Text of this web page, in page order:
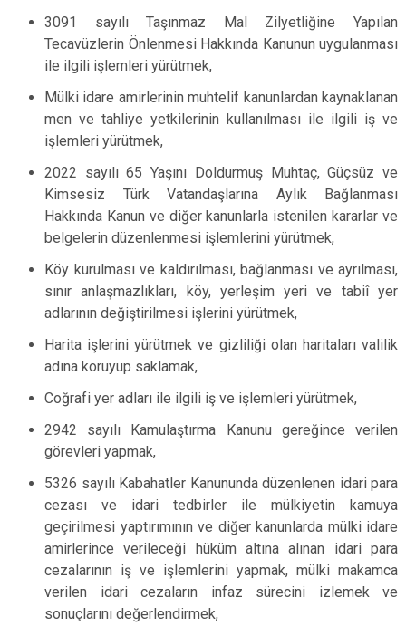
3091 sayılı Taşınmaz Mal Zilyetliğine Yapılan
Tecavüzlerin Önlenmesi Hakkında Kanunun uygulanması
ile ilgili işlemleri yürütmek,
Mülki idare amirlerinin muhtelif kanunlardan kaynaklanan
men ve tahliye yetkilerinin kullanılması ile ilgili iş ve
işlemleri yürütmek,
2022 sayılı 65 Yaşını Doldurmuş Muhtaç, Güçsüz ve
Kimsesiz Türk Vatandaşlarına Aylık Bağlanması
Hakkında Kanun ve diğer kanunlarla istenilen kararlar ve
belgelerin düzenlenmesi işlemlerini yürütmek,
Köy kurulması ve kaldırılması, bağlanması ve ayrılması,
sınır anlaşmazlıkları, köy, yerleşim yeri ve tabiî yer
adlarının değiştirilmesi işlerini yürütmek,
Harita işlerini yürütmek ve gizliliği olan haritaları valilik
adına koruyup saklamak,
Coğrafi yer adları ile ilgili iş ve işlemleri yürütmek,
2942 sayılı Kamulaştırma Kanunu gereğince verilen
görevleri yapmak,
5326 sayılı Kabahatler Kanununda düzenlenen idari para
cezası ve idari tedbirler ile mülkiyetin kamuya
geçirilmesi yaptırımının ve diğer kanunlarda mülki idare
amirlerince verileceği hüküm altına alınan idari para
cezalarının iş ve işlemlerini yapmak, mülki makamca
verilen idari cezaların infaz sürecini izlemek ve
sonuçlarını değerlendirmek,